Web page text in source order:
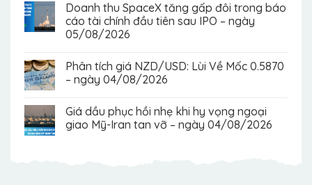
Doanh thu SpaceX tăng gấp đôi trong báo
cáo tài chính đầu tiên sau IPO – ngày
05/08/2026
Phân tích giá NZD/USD: Lùi Về Mốc 0.5870
– ngày 04/08/2026
Giá dầu phục hồi nhẹ khi hy vọng ngoại
giao Mỹ-Iran tan vỡ – ngày 04/08/2026